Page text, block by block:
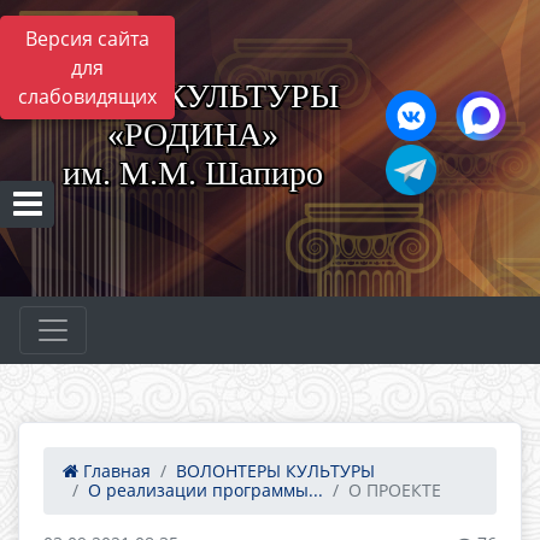
Версия сайта
для
слабовидящих
ЦЕНТР КУЛЬТУРЫ
«РОДИНА»
им. М.М. Шапиро
Главная
ВОЛОНТЕРЫ КУЛЬТУРЫ
О реализации программы...
О ПРОЕКТЕ